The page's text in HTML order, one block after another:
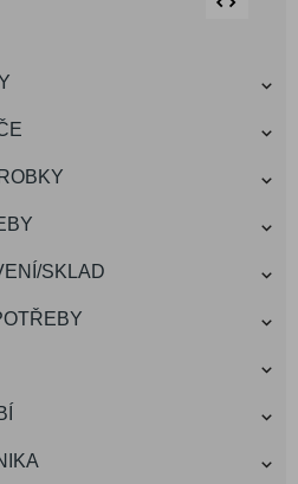
SKLAD